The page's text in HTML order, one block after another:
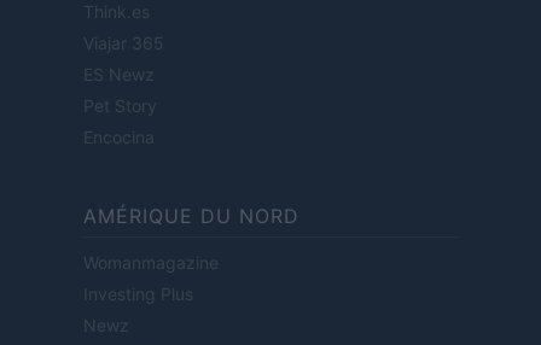
Think.es
Viajar 365
ES Newz
Pet Story
Encocina
AMÉRIQUE DU NORD
Womanmagazine
Investing Plus
Newz